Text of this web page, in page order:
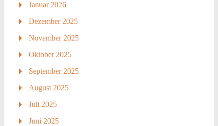
Januar 2026
Dezember 2025
November 2025
Oktober 2025
September 2025
August 2025
Juli 2025
Juni 2025